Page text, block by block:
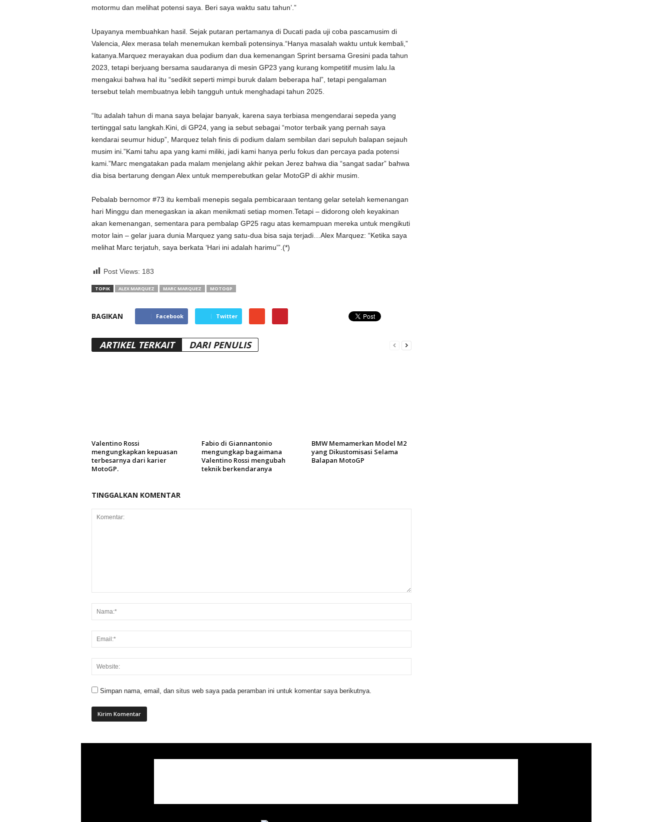
motormu dan melihat potensi saya. Beri saya waktu satu tahun’.”
Upayanya membuahkan hasil. Sejak putaran pertamanya di Ducati pada uji coba pascamusim di
Valencia, Alex merasa telah menemukan kembali potensinya.“Hanya masalah waktu untuk kembali,”
katanya.Marquez merayakan dua podium dan dua kemenangan Sprint bersama Gresini pada tahun
2023, tetapi berjuang bersama saudaranya di mesin GP23 yang kurang kompetitif musim lalu.Ia
mengakui bahwa hal itu “sedikit seperti mimpi buruk dalam beberapa hal”, tetapi pengalaman
tersebut telah membuatnya lebih tangguh untuk menghadapi tahun 2025.
“Itu adalah tahun di mana saya belajar banyak, karena saya terbiasa mengendarai sepeda yang
tertinggal satu langkah.Kini, di GP24, yang ia sebut sebagai “motor terbaik yang pernah saya
kendarai seumur hidup”, Marquez telah finis di podium dalam sembilan dari sepuluh balapan sejauh
musim ini.”Kami tahu apa yang kami miliki, jadi kami hanya perlu fokus dan percaya pada potensi
kami.”Marc mengatakan pada malam menjelang akhir pekan Jerez bahwa dia “sangat sadar” bahwa
dia bisa bertarung dengan Alex untuk memperebutkan gelar MotoGP di akhir musim.
Pebalab bernomor #73 itu kembali menepis segala pembicaraan tentang gelar setelah kemenangan
hari Minggu dan menegaskan ia akan menikmati setiap momen.Tetapi – didorong oleh keyakinan
akan kemenangan, sementara para pembalap GP25 ragu atas kemampuan mereka untuk mengikuti
motor lain – gelar juara dunia Marquez yang satu-dua bisa saja terjadi…Alex Marquez: “Ketika saya
melihat Marc terjatuh, saya berkata ‘Hari ini adalah harimu'”.(*)
Post Views: 183
TOPIK ALEX MARQUEZ MARC MARQUEZ MOTOGP
BAGIKAN Facebook Twitter
ARTIKEL TERKAIT DARI PENULIS
Valentino Rossi
mengungkapkan kepuasan
terbesarnya dari karier
MotoGP.
Fabio di Giannantonio
mengungkap bagaimana
Valentino Rossi mengubah
teknik berkendaranya
BMW Memamerkan Model M2
yang Dikustomisasi Selama
Balapan MotoGP
TINGGALKAN KOMENTAR
Simpan nama, email, dan situs web saya pada peramban ini untuk komentar saya berikutnya.